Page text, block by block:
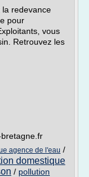
redevance
pour
vous
Retrouvez les
agence de l'eau /
domestique
/ pollution